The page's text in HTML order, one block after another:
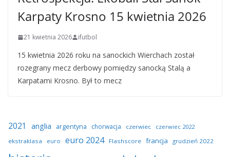
Karpaty Krosno 15 kwietnia 2026
21 kwietnia 2026 ifutbol
15 kwietnia 2026 roku na sanockich Wierchach został
rozegrany mecz derbowy pomiędzy sanocką Stalą a
Karpatami Krosno. Był to mecz
2021 anglia argentyna chorwacja czerwiec
czerwiec 2022
ekstraklasa
euro euro 2024 Flashscore francja grudzień 2022